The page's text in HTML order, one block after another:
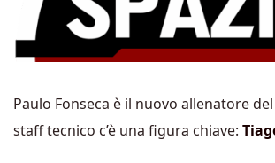
Paulo Fonseca è il nuovo allenatore
staff tecnico c’è una figura chiave: